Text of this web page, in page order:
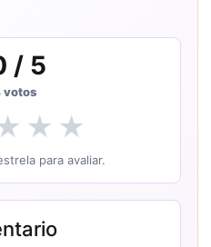
/ 5
votos
★ ★
para avaliar.